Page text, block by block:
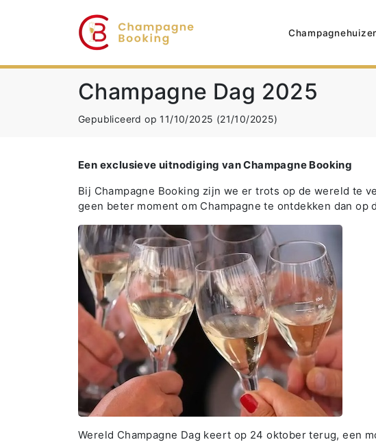
Champagne Dag 2025
Gepubliceerd op 11/10/2025 (21/10/2025)
Een exclusieve uitnodiging van Champagne Booking
Bij Champagne Booking zijn we er trots op de wereld te
geen beter moment om Champagne te ontdekken dan op
Wereld Champagne Dag keert op 24 oktober terug, een